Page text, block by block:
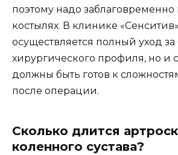
поэтому надо заблаговременно
костылях. В клинике «Сенситив»
осуществляется полный уход
хирургического профиля, но и
должны быть готов к
после операции.
Сколько длится
коленного сустава?